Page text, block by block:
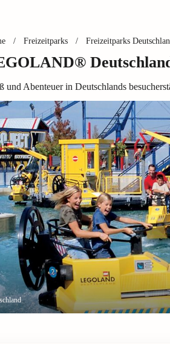
/ Freizeitparks / Freizeitparks
und Abenteuer in Deutschlands